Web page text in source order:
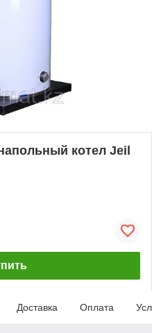
котел Jeil
Доставка Оплата